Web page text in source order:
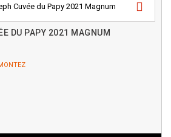
DU PAPY 2021 MAGNUM